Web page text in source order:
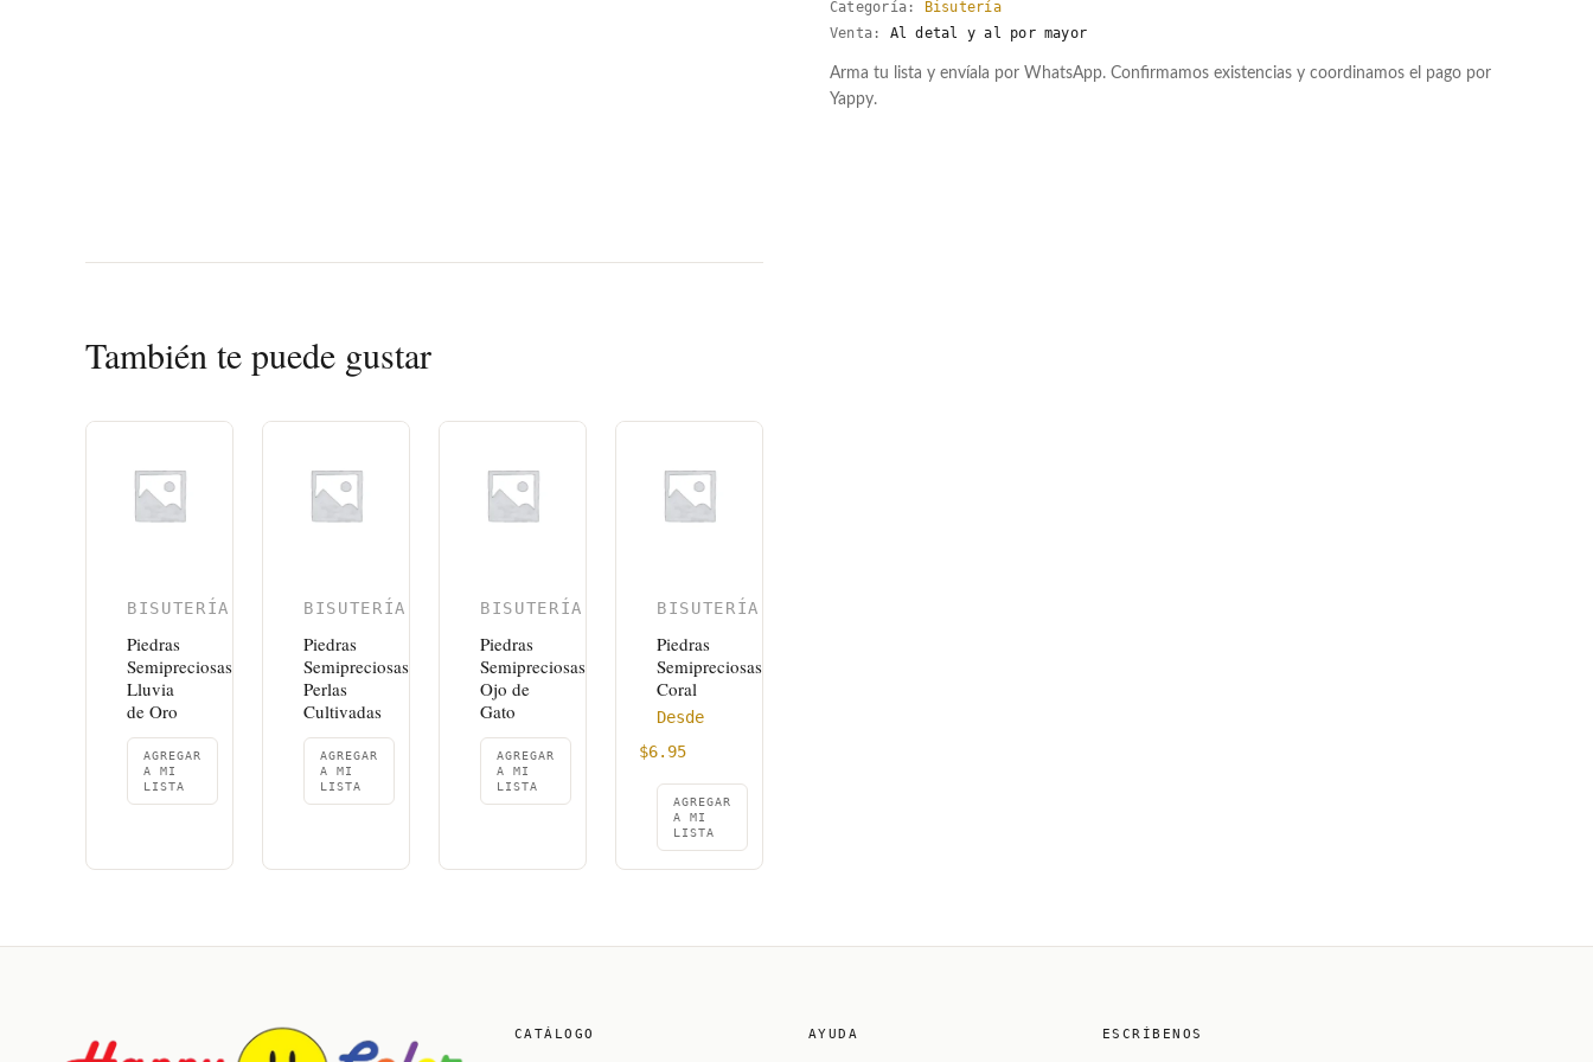
Categoría:
Bisutería
Venta:
Al detal y al por mayor
Arma tu lista y envíala por WhatsApp. Confirmamos existencias y coordinamos el pago por
Yappy.
También te puede gustar
BISUTERÍA
Piedras
Semipreciosas
Lluvia
de Oro
AGREGAR
A MI
LISTA
BISUTERÍA
Piedras
Semipreciosas
Perlas
Cultivadas
AGREGAR
A MI
LISTA
BISUTERÍA
Piedras
Semipreciosas
Ojo de
Gato
AGREGAR
A MI
LISTA
BISUTERÍA
Piedras
Semipreciosas
Coral
Desde
$6.95
AGREGAR
A MI
LISTA
CATÁLOGO AYUDA ESCRÍBENOS